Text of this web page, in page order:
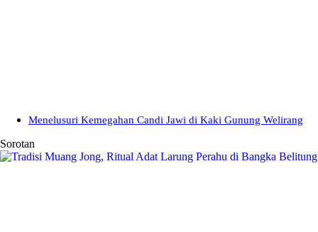
Menelusuri Kemegahan Candi Jawi di Kaki Gunung Welirang
Sorotan